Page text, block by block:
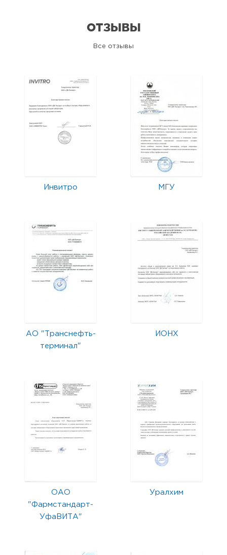
ОТЗЫВЫ
Все отзывы
Инвитро МГУ
АО "Транснефть-
терминал"
ИОНХ
ОАО
"Фармстандарт-
УфаВИТА"
Уралхим